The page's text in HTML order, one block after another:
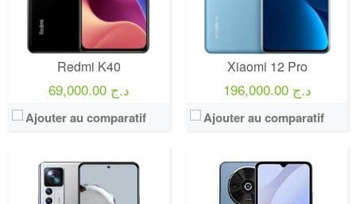
Redmi K40
69,000.00 د.ج
Ajouter au comparatif
Xiaomi 12 Pro
196,000.00 د.ج
Ajouter au comparatif